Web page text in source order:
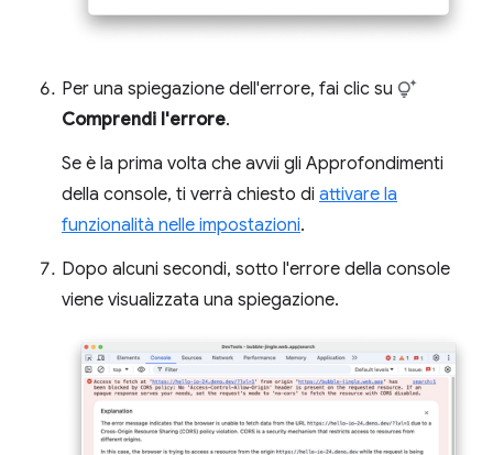
Per una spiegazione dell'errore, fai clic su
Comprendi l'errore.
Se è la prima volta che avvii gli Approfondimenti
della console, ti verrà chiesto di attivare la
funzionalità nelle impostazioni.
Dopo alcuni secondi, sotto l'errore della console
viene visualizzata una spiegazione.